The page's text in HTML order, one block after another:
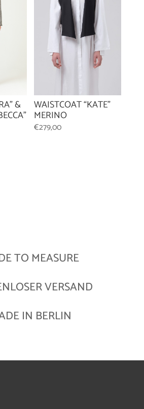
& WAISTCOAT “KATE”
MERINO
€279,00
TO MEASURE
VERSAND
IN BERLIN